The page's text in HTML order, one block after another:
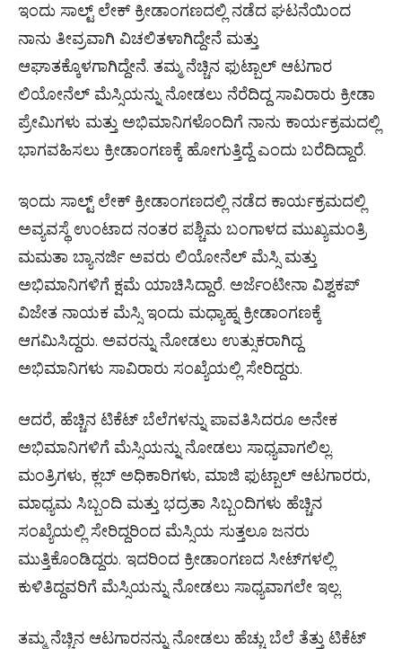
ಇಂದು ಸಾಲ್ಟ್ ಲೇಕ್ ಕ್ರೀಡಾಂಗಣದಲ್ಲಿ ನಡೆದ ಘಟನೆಯಿಂದ
ನಾನು ತೀವ್ರವಾಗಿ ವಿಚಲಿತಳಾಗಿದ್ದೇನೆ ಮತ್ತು
ಆಘಾತಕ್ಕೊಳಗಾಗಿದ್ದೇನೆ. ತಮ್ಮ ನೆಚ್ಚಿನ ಫುಟ್ಬಾಲ್ ಆಟಗಾರ
ಲಿಯೋನೆಲ್ ಮೆಸ್ಸಿಯನ್ನು ನೋಡಲು ನೆರೆದಿದ್ದ ಸಾವಿರಾರು ಕ್ರೀಡಾ
ಪ್ರೇಮಿಗಳು ಮತ್ತು ಅಭಿಮಾನಿಗಳೊಂದಿಗೆ ನಾನು ಕಾರ್ಯಕ್ರಮದಲ್ಲಿ
ಭಾಗವಹಿಸಲು ಕ್ರೀಡಾಂಗಣಕ್ಕೆ ಹೋಗುತ್ತಿದ್ದೆ ಎಂದು ಬರೆದಿದ್ದಾರೆ.
ಇಂದು ಸಾಲ್ಟ್ ಲೇಕ್ ಕ್ರೀಡಾಂಗಣದಲ್ಲಿ ನಡೆದ ಕಾರ್ಯಕ್ರಮದಲ್ಲಿ
ಅವ್ಯವಸ್ಥೆ ಉಂಟಾದ ನಂತರ ಪಶ್ಚಿಮ ಬಂಗಾಳದ ಮುಖ್ಯಮಂತ್ರಿ
ಮಮತಾ ಬ್ಯಾನರ್ಜಿ ಅವರು ಲಿಯೋನೆಲ್ ಮೆಸ್ಸಿ ಮತ್ತು
ಅಭಿಮಾನಿಗಳಿಗೆ ಕ್ಷಮೆ ಯಾಚಿಸಿದ್ದಾರೆ. ಅರ್ಜೆಂಟೀನಾ ವಿಶ್ವಕಪ್
ವಿಜೇತ ನಾಯಕ ಮೆಸ್ಸಿ ಇಂದು ಮಧ್ಯಾಹ್ನ ಕ್ರೀಡಾಂಗಣಕ್ಕೆ
ಆಗಮಿಸಿದ್ದರು. ಅವರನ್ನು ನೋಡಲು ಉತ್ಸುಕರಾಗಿದ್ದ
ಅಭಿಮಾನಿಗಳು ಸಾವಿರಾರು ಸಂಖ್ಯೆಯಲ್ಲಿ ಸೇರಿದ್ದರು.
ಆದರೆ, ಹೆಚ್ಚಿನ ಟಿಕೆಟ್ ಬೆಲೆಗಳನ್ನು ಪಾವತಿಸಿದರೂ ಅನೇಕ
ಅಭಿಮಾನಿಗಳಿಗೆ ಮೆಸ್ಸಿಯನ್ನು ನೋಡಲು ಸಾಧ್ಯವಾಗಲಿಲ್ಲ.
ಮಂತ್ರಿಗಳು, ಕ್ಲಬ್ ಅಧಿಕಾರಿಗಳು, ಮಾಜಿ ಫುಟ್ಬಾಲ್ ಆಟಗಾರರು,
ಮಾಧ್ಯಮ ಸಿಬ್ಬಂದಿ ಮತ್ತು ಭದ್ರತಾ ಸಿಬ್ಬಂದಿಗಳು ಹೆಚ್ಚಿನ
ಸಂಖ್ಯೆಯಲ್ಲಿ ಸೇರಿದ್ದರಿಂದ ಮೆಸ್ಸಿಯ ಸುತ್ತಲೂ ಜನರು
ಮುತ್ತಿಕೊಂಡಿದ್ದರು. ಇದರಿಂದ ಕ್ರೀಡಾಂಗಣದ ಸೀಟ್​​​ಗಳಲ್ಲಿ
ಕುಳಿತಿದ್ದವರಿಗೆ ಮೆಸ್ಸಿಯನ್ನು ನೋಡಲು ಸಾಧ್ಯವಾಗಲೇ ಇಲ್ಲ.
ತಮ್ಮ ನೆಚ್ಚಿನ ಆಟಗಾರನನ್ನು ನೋಡಲು ಹೆಚ್ಚು ಬೆಲೆ ತೆತ್ತು ಟಿಕೆಟ್